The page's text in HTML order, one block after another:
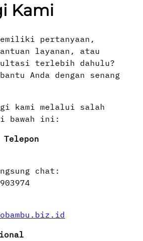
Kami
pertanyaan,
layanan, atau
terlebih dahulu?
Anda dengan senang
kami melalui salah
bawah ini:
Telepon
chat: